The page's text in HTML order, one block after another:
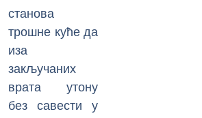
станова
трошне куће да
иза
закључаних
врата утону
без савести у